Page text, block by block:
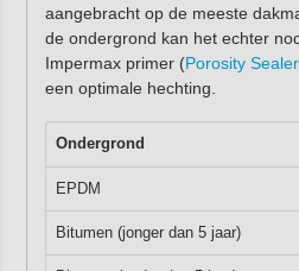
aangebracht op de meeste
de ondergrond kan het echter
Impermax primer (Porosity
een optimale hechting.
Ondergrond
EPDM
Bitumen (jonger dan 5 jaar)